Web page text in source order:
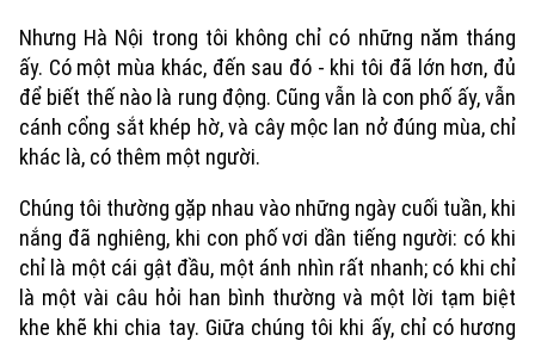
Nhưng Hà Nội trong tôi không chỉ có những năm tháng
ấy. Có một mùa khác, đến sau đó - khi tôi đã lớn hơn, đủ
để biết thế nào là rung động. Cũng vẫn là con phố ấy, vẫn
cánh cổng sắt khép hờ, và cây mộc lan nở đúng mùa, chỉ
khác là, có thêm một người.
Chúng tôi thường gặp nhau vào những ngày cuối tuần, khi
nắng đã nghiêng, khi con phố vơi dần tiếng người: có khi
chỉ là một cái gật đầu, một ánh nhìn rất nhanh; có khi chỉ
là một vài câu hỏi han bình thường và một lời tạm biệt
khe khẽ khi chia tay. Giữa chúng tôi khi ấy, chỉ có hương